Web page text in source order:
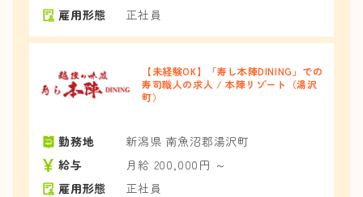
雇用形態
正社員
【未経験OK】「寿し本陣DINING」での
寿司職人の求人 / 本陣リゾート（湯沢
町）
勤務地
新潟県 南魚沼郡湯沢町
給与
月給 200,000円 ～
雇用形態
正社員